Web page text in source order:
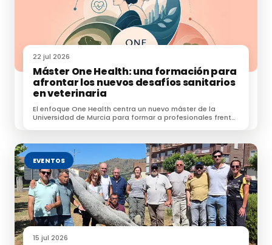
22 jul 2026
Máster One Health: una formación para
afrontar los nuevos desafíos sanitarios
en veterinaria
El enfoque One Health centra un nuevo máster de la
Universidad de Murcia para formar a profesionales frente
EVENTOS
15 jul 2026